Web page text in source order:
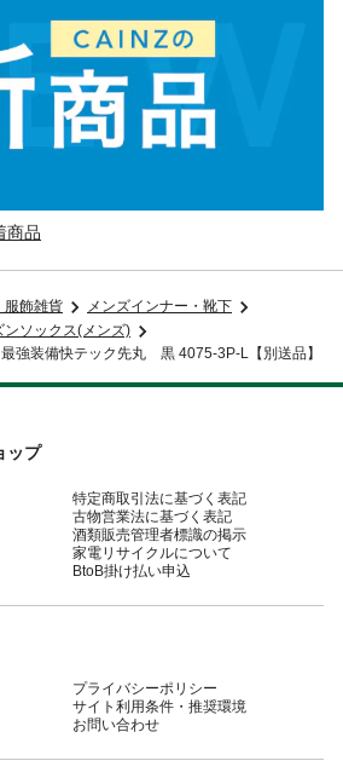
商品
服飾雑貨
メンズインナー・靴下
ンソックス(メンズ)
最強装備快テック先丸 黒 4075-3P-L【別送品】
ップ
特定商取引法に基づく表記
古物営業法に基づく表記
酒類販売管理者標識の掲示
家電リサイクルについて
BtoB掛け払い申込
プライバシーポリシー
サイト利用条件・推奨環境
お問い合わせ